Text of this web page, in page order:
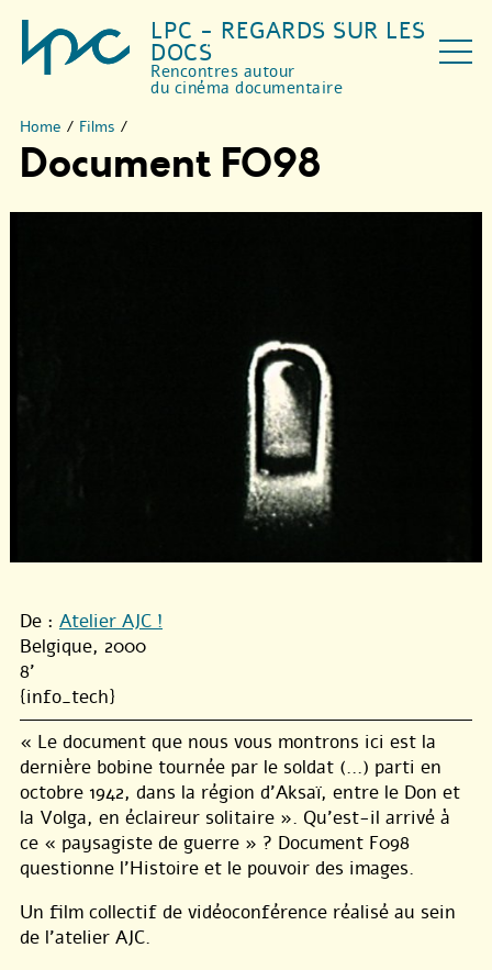
LPC - REGARDS SUR LES
DOCS
Rencontres autour
du cinéma documentaire
Home / Films /
Document FO98
De : Atelier AJC !
Belgique, 2000
8'
{info_tech}
« Le document que nous vous montrons ici est la
dernière bobine tournée par le soldat (…) parti en
octobre 1942, dans la région d’Aksaï, entre le Don et
la Volga, en éclaireur solitaire ». Qu’est-il arrivé à
ce « paysagiste de guerre » ? Document F098
questionne l’Histoire et le pouvoir des images.
Un film collectif de vidéoconférence réalisé au sein
de l’atelier AJC.